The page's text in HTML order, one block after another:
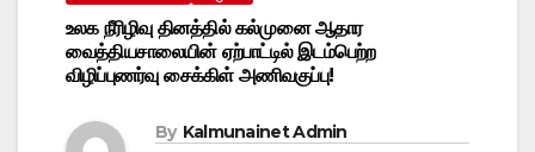
உலக நீரிழிவு தினத்தில் கல்முனை ஆதார
வைத்தியசாலையின் ஏற்பாட்டில் இடம்பெற்ற
விழிப்புணர்வு சைக்கிள் அணிவகுப்பு!
By Kalmunainet Admin